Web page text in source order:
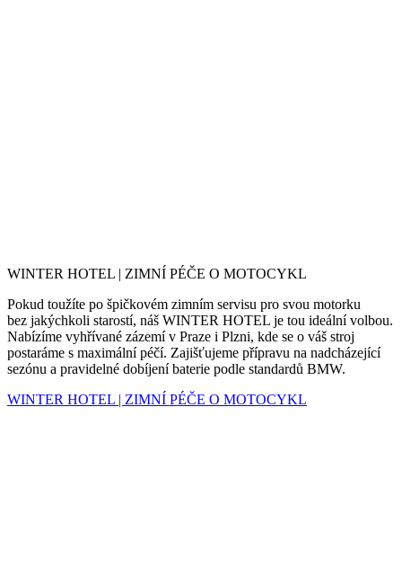
WINTER HOTEL | ZIMNÍ PÉČE O MOTOCYKL
Pokud toužíte po špičkovém zimním servisu pro svou motorku
bez jakýchkoli starostí, náš WINTER HOTEL je tou ideální volbou.
Nabízíme vyhřívané zázemí v Praze i Plzni, kde se o váš stroj
postaráme s maximální péčí. Zajišťujeme přípravu na nadcházející
sezónu a pravidelné dobíjení baterie podle standardů BMW.
WINTER HOTEL | ZIMNÍ PÉČE O MOTOCYKL